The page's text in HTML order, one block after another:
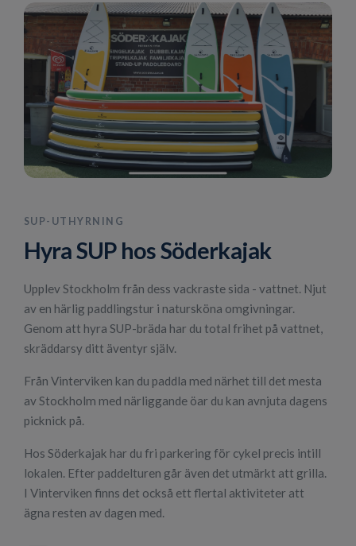
SUP-UTHYRNING
Hyra SUP hos Söderkajak
Upplev Stockholm från dess vackraste sida - vattnet. Njut
av en härlig paddlingstur i natursköna omgivningar.
Genom att hyra SUP-bräda har du total frihet på vattnet,
skräddarsy ditt äventyr själv.
Från Vinterviken kan du paddla med närhet till det mesta
av Stockholm med närliggande öar du kan avnjuta dagens
picknick på.
Hos Söderkajak har du fri parkering för cykel precis intill
lokalen. Efter paddelturen går även det utmärkt att grilla.
I Vinterviken finns det också ett flertal aktiviteter att
ägna resten av dagen med.